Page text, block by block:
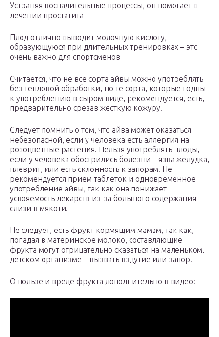
Устраняя воспалительные процессы, он помогает в
лечении простатита
Плод отлично выводит молочную кислоту,
образующуюся при длительных тренировках – это
очень важно для спортсменов
Считается, что не все сорта айвы можно употреблять
без тепловой обработки, но те сорта, которые годны
к употреблению в сыром виде, рекомендуется, есть,
предварительно срезав жесткую кожуру.
Следует помнить о том, что айва может оказаться
небезопасной, если у человека есть аллергия на
розоцветные растения. Нельзя употреблять плоды,
если у человека обострились болезни – язва желудка,
плеврит, или есть склонность к запорам. Не
рекомендуется прием таблеток и одновременное
употребление айвы, так как она понижает
усвояемость лекарств из-за большого содержания
слизи в мякоти.
Не следует, есть фрукт кормящим мамам, так как,
попадая в материнское молоко, составляющие
фрукта могут отрицательно сказаться на маленьком,
детском организме – вызвать вздутие или запор.
О пользе и вреде фрукта дополнительно в видео: